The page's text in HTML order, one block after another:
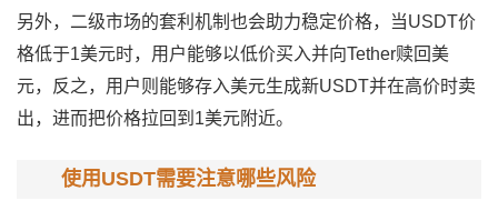
另外，二级市场的套利机制也会助力稳定价格，当USDT价
格低于1美元时，用户能够以低价买入并向Tether赎回美
元，反之，用户则能够存入美元生成新USDT并在高价时卖
出，进而把价格拉回到1美元附近。
使用USDT需要注意哪些风险